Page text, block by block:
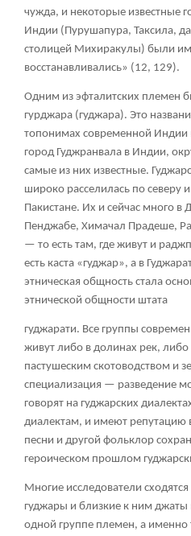
чужда, и некоторые известные
Индии (Пурушапура, Таксила,
столицей Михиракулы) были
восстанавливались» (12, 129).
Одним из эфталитских племен
гурджара (гуджара). Это
топонимах современной Индии
город Гуджранвала в Индии,
самые из них известные.
широко расселилась по северу
Пакистане. Их и сейчас много
Пенджабе, Химачал Прадеше,
— то есть там, где живут и
есть каста «гуджар», а в
этническая общность стала
этнической общности штата
гуджарати. Все группы
живут либо в долинах рек, либо
пастушеским скотоводством и
специализация — разведение
говорят на гуджарских
диалектам, и имеют репутацию
песни и другой фольклор
героическом прошлом
Многие исследователи
гуджары и близкие к ним джаты
одной группе племен, а именно